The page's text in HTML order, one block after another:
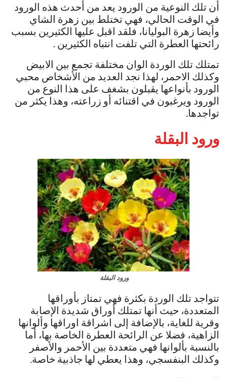
أن تلك النوعية من الورود يعد من أحدث هذه الورود
في الوقت الحالي، فهي تختلط بين زهرة الشاي
وأيضا زهرة البوليانا، فلقد اقبل عليها الكثيرين بسبب
رائحتها العطرة التي تلفت انتباه الكثيرين .
تمتلك تلك الوردة الوان مختلفة تجمع بين الابيض
وكذلك الاحمر، لهذا نجد العديد من الأشخاص محبي
الورود بأنواعها يقبلون بشغف على هذا النوع من
الورود ويرغبون في اقتنائه أو زراعته، وهذا يكثر من
تواجدها.
ورود البقلة
ورود البقلة
تتواجد تلك الوردة بكثرة فهي تمتاز بأوراقها
المتعددة، حيث أنها تمتلك أوراق شديدة الإصابة
وقرية للغاية، بالإضافة إلى اشراقة اوراقها وألوانها
الزاهية، فضلا عن الرائحة العطرة الخاصة بها، أما
بالنسبة بألوانها فهي متعددة بين الأحمر والأصفر
وكذلك البنفسجي، وهذا يعطي لها جاذبية خاصة.